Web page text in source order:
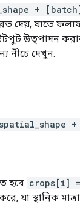
+
দেয়, যাতে
উত্পাদন
নীচে দেখুন.
+
হবে crops[i]
যা স্থানিক মাত্রা